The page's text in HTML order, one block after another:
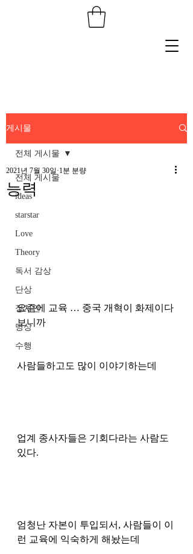
게시물
전체 게시물
ideas
starstar
Love
Theory
독서 감상
단상
정치인
명상
수행
전체 게시물
능력
2021년 7월 30일 1분 분량
요즘에 교육 … 중국 개혁이 화제이다
보니까
사람들하고도 많이 이야기하는데
업계 종사자들은 기회다라는 사람도
있다.
엄청난 자본이 투입되서, 사람들이 이
런 교육에 익숙하게 해놨는데